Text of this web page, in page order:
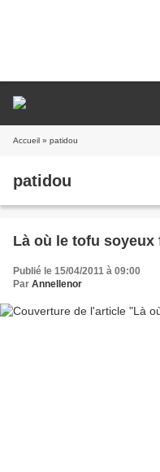
Accueil » patidou
patidou
Là où le tofu soyeux
Publié le 15/04/2011 à 09:00
Par Annellenor